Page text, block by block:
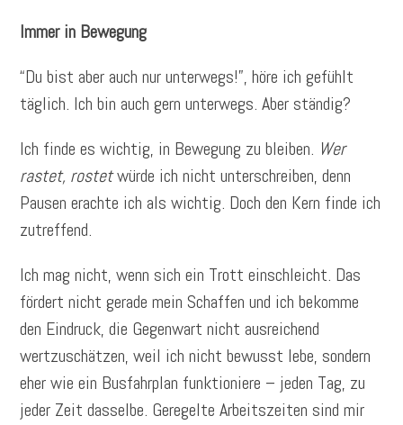
Immer in Bewegung
“Du bist aber auch nur unterwegs!”, höre ich gefühlt
täglich. Ich bin auch gern unterwegs. Aber ständig?
Ich finde es wichtig, in Bewegung zu bleiben. Wer
rastet, rostetwürde ich nicht unterschreiben, denn
Pausen erachte ich als wichtig. Doch den Kern finde ich
zutreffend.
Ich mag nicht, wenn sich ein Trott einschleicht. Das
fördert nicht gerade mein Schaffen und ich bekomme
den Eindruck, die Gegenwart nicht ausreichend
wertzuschätzen, weil ich nicht bewusst lebe, sondern
eher wie ein Busfahrplan funktioniere – jeden Tag, zu
jeder Zeit dasselbe. Geregelte Arbeitszeiten sind mir